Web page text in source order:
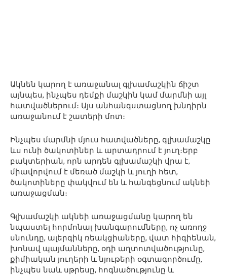
Ակնեն կարող է առաջանալ գլխամաշկին ճիշտ
այնպես, ինչպես դեմքի մաշկին կամ մարմնի այլ
հատվածներում։ Այս անհանգստացնող խնդիրն
առաջանում է շատերի մոտ։
Ինչպես մարմնի մյուս հատվածները, գլխամաշկը
ևս ունի ծակոտիներ և արտադրում է յուղ։Երբ
բակտերիան, որն արդեն գլխամաշկի վրա է,
միավորվում է մեռած մաշկի և յուղի հետ,
ծակոտիները փակվում են և հանգեցնում ակնեի
առաջացման։
Գլխամաշկի ակնեի առաջացմանը կարող են
նպաստել հորմոնալ խանգարումները, ոչ առողջ
սնունդը, ալերգիկ ռեակցիաները, վատ հիգիենան,
խոնավ պայմանները, օդի աղտոտվածությունը,
քիմիական յուղերի և նյութերի օգտագործումը,
ինչպես նաև սթրեսը, հոգնածությունը և